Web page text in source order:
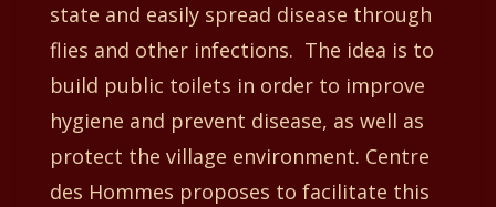
state and easily spread disease through
flies and other infections. The idea is to
build public toilets in order to improve
hygiene and prevent disease, as well as
protect the village environment. Centre
des Hommes proposes to facilitate this